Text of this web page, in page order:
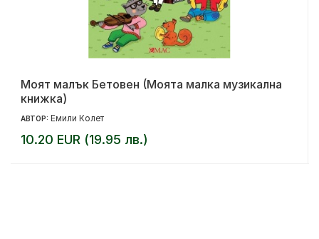
Моят малък Бетовен (Моята малка музикална
книжка)
АВТОР: Емили Колет
10.20 EUR (19.95 лв.)